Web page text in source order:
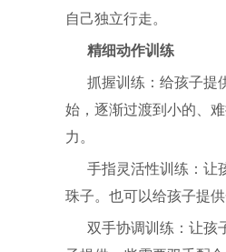
自己独立行走。
精细动作训练
抓握训练：给孩子提
始，逐渐过渡到小的、
力。
手指灵活性训练：让
珠子。也可以给孩子提
双手协调训练：让孩